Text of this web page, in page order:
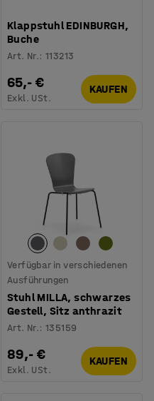
Klappstuhl EDINBURGH,
Buche
Art. Nr.:113213
65,- €
Exkl. USt.
KAUFEN
Verfügbar in verschiedenen
Ausführungen
Stuhl MILLA, schwarzes
Gestell, Sitz anthrazit
Art. Nr.:135159
89,- €
Exkl. USt.
KAUFEN